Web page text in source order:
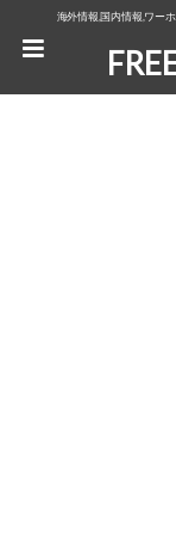
海外情報,国内情報,ワー